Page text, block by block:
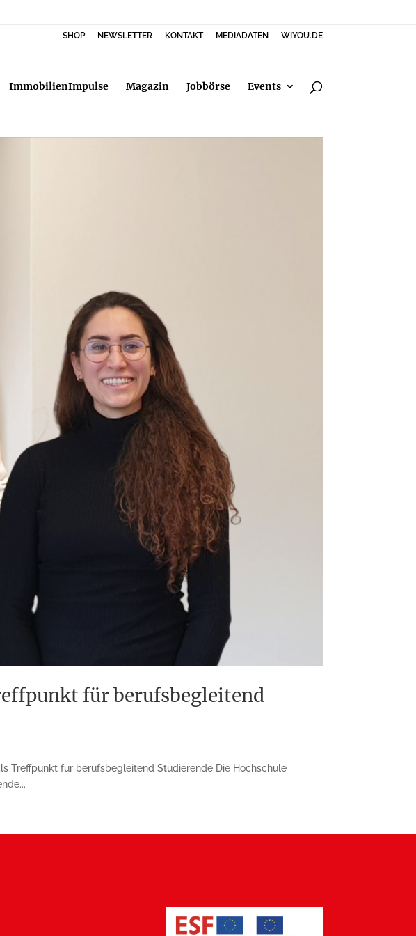
SHOP NEWSLETTER KONTAKT MEDIADATEN WIYOU.DE
ImmobilienImpulse Magazin Jobbörse Events
für berufsbegleitend
Treff­punkt für berufs­beglei­tend Stu­dierende Die Hoch­schu­le